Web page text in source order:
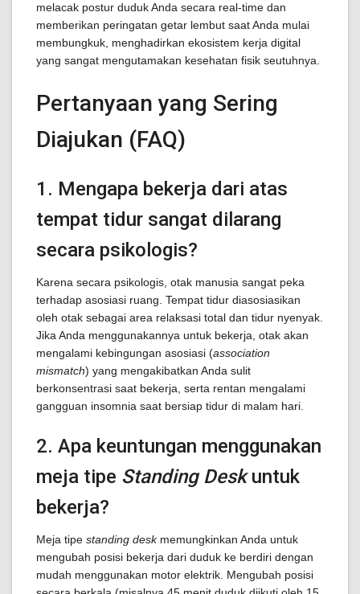
melacak postur duduk Anda secara real-time dan
memberikan peringatan getar lembut saat Anda mulai
membungkuk, menghadirkan ekosistem kerja digital
yang sangat mengutamakan kesehatan fisik seutuhnya.
Pertanyaan yang Sering
Diajukan (FAQ)
1. Mengapa bekerja dari atas
tempat tidur sangat dilarang
secara psikologis?
Karena secara psikologis, otak manusia sangat peka
terhadap asosiasi ruang. Tempat tidur diasosiasikan
oleh otak sebagai area relaksasi total dan tidur nyenyak.
Jika Anda menggunakannya untuk bekerja, otak akan
mengalami kebingungan asosiasi (association
mismatch) yang mengakibatkan Anda sulit
berkonsentrasi saat bekerja, serta rentan mengalami
gangguan insomnia saat bersiap tidur di malam hari.
2. Apa keuntungan menggunakan
meja tipe Standing Deskuntuk
bekerja?
Meja tipe standing deskmemungkinkan Anda untuk
mengubah posisi bekerja dari duduk ke berdiri dengan
mudah menggunakan motor elektrik. Mengubah posisi